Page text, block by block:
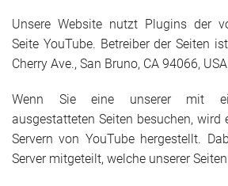
Unsere Website nutzt Plugins der
Seite YouTube. Betreiber der Seiten
Cherry Ave., San Bruno, CA 94066,
Wenn Sie eine unserer mit
ausgestatteten Seiten besuchen, wird
Servern von YouTube hergestellt.
Server mitgeteilt, welche unserer